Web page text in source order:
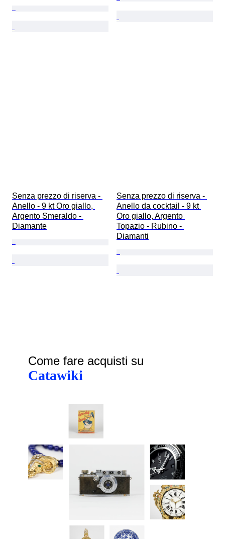
Senza prezzo di riserva -
Anello - 9 kt Oro giallo,
Argento Smeraldo -
Diamante
Senza prezzo di riserva -
Anello da cocktail - 9 kt
Oro giallo, Argento
Topazio - Rubino -
Diamanti
Come fare acquisti su
Catawiki